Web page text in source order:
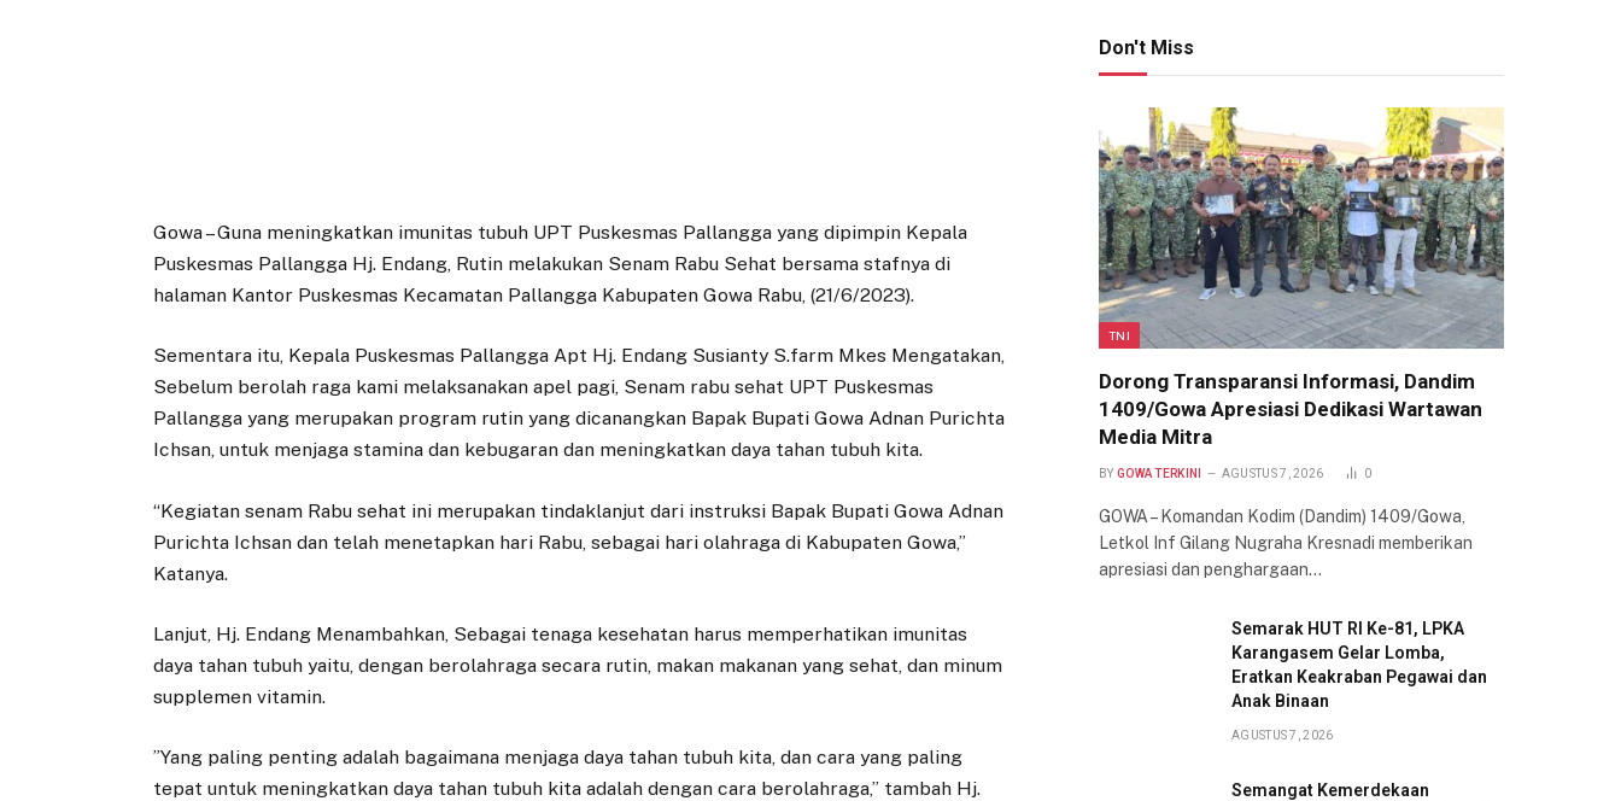
Gowa – Guna meningkatkan imunitas tubuh UPT Puskesmas Pallangga yang dipimpin Kepala
Puskesmas Pallangga Hj. Endang, Rutin melakukan Senam Rabu Sehat bersama stafnya di
halaman Kantor Puskesmas Kecamatan Pallangga Kabupaten Gowa Rabu, (21/6/2023).
Sementara itu, Kepala Puskesmas Pallangga Apt Hj. Endang Susianty S.farm Mkes Mengatakan,
Sebelum berolah raga kami melaksanakan apel pagi, Senam rabu sehat UPT Puskesmas
Pallangga yang merupakan program rutin yang dicanangkan Bapak Bupati Gowa Adnan Purichta
Ichsan, untuk menjaga stamina dan kebugaran dan meningkatkan daya tahan tubuh kita.
“Kegiatan senam Rabu sehat ini merupakan tindaklanjut dari instruksi Bapak Bupati Gowa Adnan
Purichta Ichsan dan telah menetapkan hari Rabu, sebagai hari olahraga di Kabupaten Gowa,”
Katanya.
Lanjut, Hj. Endang Menambahkan, Sebagai tenaga kesehatan harus memperhatikan imunitas
daya tahan tubuh yaitu, dengan berolahraga secara rutin, makan makanan yang sehat, dan minum
supplemen vitamin.
”Yang paling penting adalah bagaimana menjaga daya tahan tubuh kita, dan cara yang paling
tepat untuk meningkatkan daya tahan tubuh kita adalah dengan cara berolahraga,” tambah Hj.
Don't Miss
TNI
Dorong Transparansi Informasi, Dandim
1409/Gowa Apresiasi Dedikasi Wartawan
Media Mitra
BY GOWA TERKINI AGUSTUS 7, 2026 0
GOWA – Komandan Kodim (Dandim) 1409/Gowa,
Letkol Inf Gilang Nugraha Kresnadi memberikan
apresiasi dan penghargaan…
Semarak HUT RI Ke-81, LPKA
Karangasem Gelar Lomba,
Eratkan Keakraban Pegawai dan
Anak Binaan
AGUSTUS 7, 2026
Semangat Kemerdekaan